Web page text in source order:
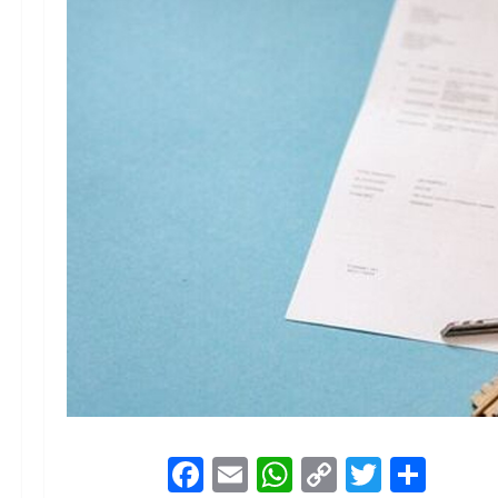
Facebook
EmailWhatsApp
CopyTwitter